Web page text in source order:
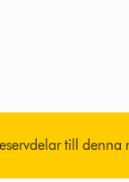
till denna